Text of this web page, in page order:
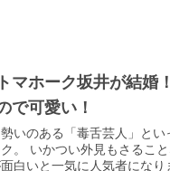
マホーク坂井が結婚
で可愛い！
いのある「毒舌芸人」と
。 いかつい外見もさるこ
白いと一気に人気者にな